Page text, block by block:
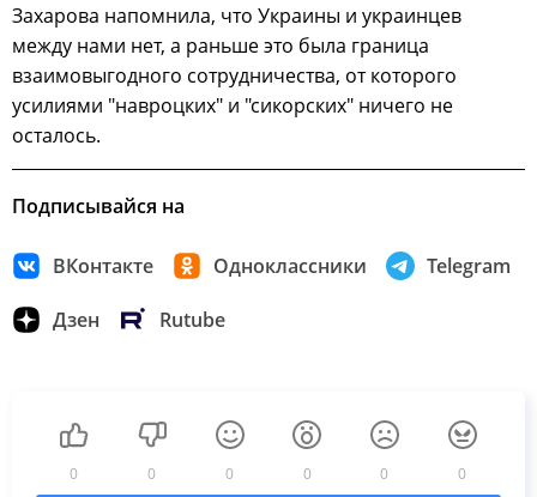
Захарова напомнила, что Украины и украинцев
между нами нет, а раньше это была граница
взаимовыгодного сотрудничества, от которого
усилиями "навроцких" и "сикорских" ничего не
осталось.
Подписывайся на
ВКонтакте Одноклассники Telegram
Дзен Rutube
0 0 0 0 0 0